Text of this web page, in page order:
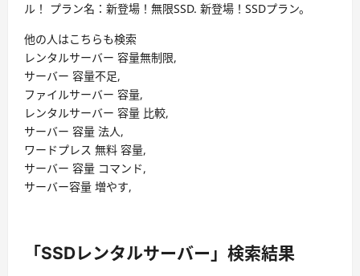
ル！ プラン名：新登場！無限SSD. 新登場！SSDプラン。
他の人はこちらも検索
レンタルサーバー 容量無制限,
サーバー 容量不足,
ファイルサーバー 容量,
レンタルサーバー 容量 比較,
サーバー 容量 法人,
ワードプレス 無料 容量,
サーバー 容量 コマンド,
サーバー容量 増やす,
「SSDレンタルサーバー」検索結果